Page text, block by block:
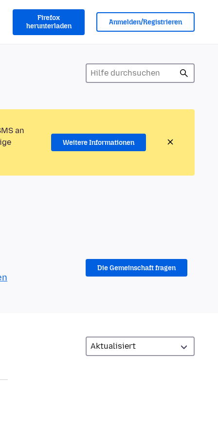
Firefox
herunterladen
Anmelden/Registrieren
an
Weitere Informationen
Die Gemeinschaft fragen